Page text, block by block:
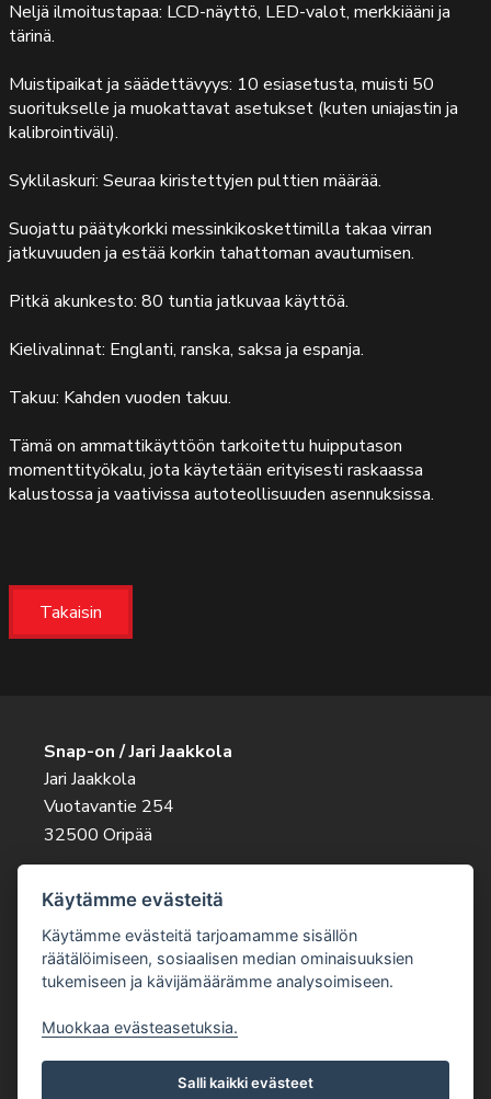
Neljä ilmoitustapaa: LCD-näyttö, LED-valot, merkkiääni ja
tärinä.
Muistipaikat ja säädettävyys: 10 esiasetusta, muisti 50
suoritukselle ja muokattavat asetukset (kuten uniajastin ja
kalibrointiväli).
Syklilaskuri: Seuraa kiristettyjen pulttien määrää.
Suojattu päätykorkki messinkikoskettimilla takaa virran
jatkuvuuden ja estää korkin tahattoman avautumisen.
Pitkä akunkesto: 80 tuntia jatkuvaa käyttöä.
Kielivalinnat: Englanti, ranska, saksa ja espanja.
Takuu: Kahden vuoden takuu.
Tämä on ammattikäyttöön tarkoitettu huipputason
momenttityökalu, jota käytetään erityisesti raskaassa
kalustossa ja vaativissa autoteollisuuden asennuksissa.
Takaisin
Snap-on / Jari Jaakkola
Jari Jaakkola
Vuotavantie 254
32500 Oripää
045 263 9343
jari.jaakkola@snapon.fi
Käytämme evästeitä
Käytämme evästeitä tarjoamamme sisällön
räätälöimiseen, sosiaalisen median ominaisuuksien
tukemiseen ja kävijämäärämme analysoimiseen.
Muokkaa evästeasetuksia.
Salli kaikki evästeet